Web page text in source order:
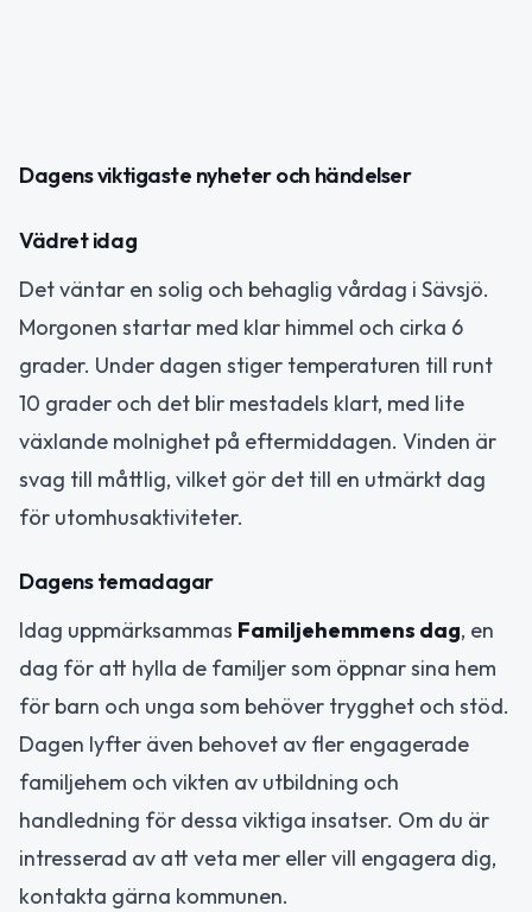
Dagens viktigaste nyheter och händelser
Vädret idag
Det väntar en solig och behaglig vårdag i Sävsjö.
Morgonen startar med klar himmel och cirka 6
grader. Under dagen stiger temperaturen till runt
10 grader och det blir mestadels klart, med lite
växlande molnighet på eftermiddagen. Vinden är
svag till måttlig, vilket gör det till en utmärkt dag
för utomhusaktiviteter.
Dagens temadagar
Idag uppmärksammas Familjehemmens dag, en
dag för att hylla de familjer som öppnar sina hem
för barn och unga som behöver trygghet och stöd.
Dagen lyfter även behovet av fler engagerade
familjehem och vikten av utbildning och
handledning för dessa viktiga insatser. Om du är
intresserad av att veta mer eller vill engagera dig,
kontakta gärna kommunen.